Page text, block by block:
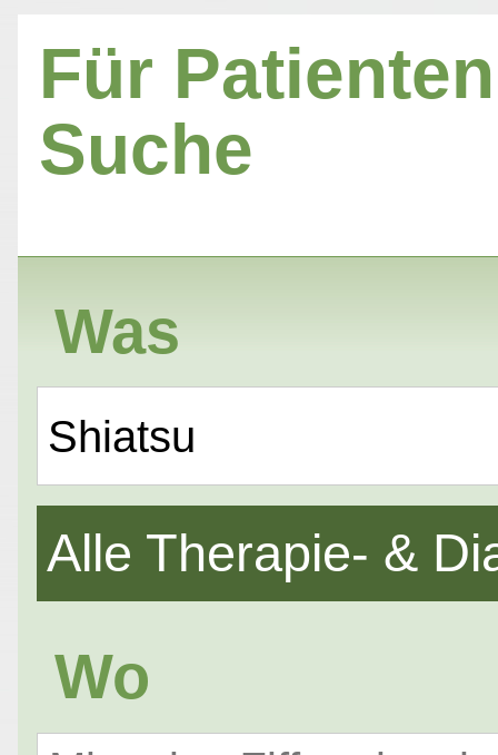
Für
Suche
Was
Shiatsu
Alle Therapie- &
Wo